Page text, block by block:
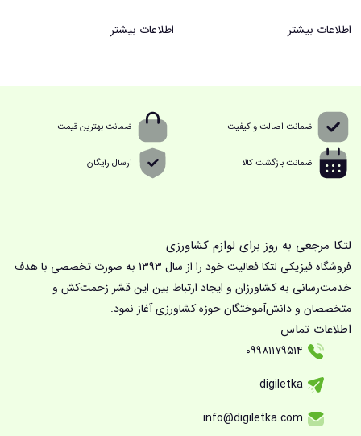
اطلاعات بیشتر اطلاعات بیشتر
ضمانت اصالت و کیفیت ضمانت بهترین قیمت
ضمانت بازگشت کالا ارسال رایگان
لتکا مرجعی به روز برای لوازم کشاورزی
فروشگاه فیزیکی لتکا فعالیت خود را از سال 1393 به صورت تخصصی با هدف
خدمت‌رسانی به کشاورزان و ایجاد ارتباط بین این قشر زحمت‌کش و
متخصصان و دانش‌آموختگان حوزه کشاورزی آغاز نمود.
اطلاعات تماس